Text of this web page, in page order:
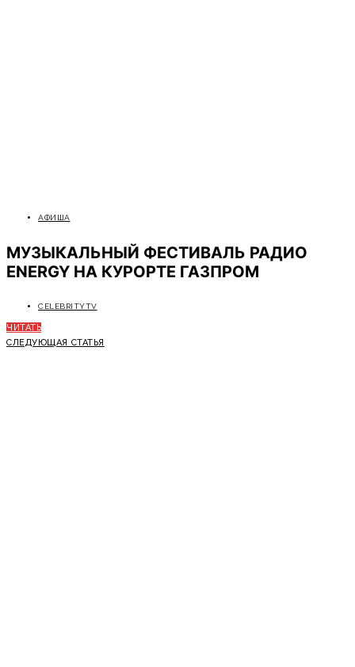
АФИША
МУЗЫКАЛЬНЫЙ ФЕСТИВАЛЬ РАДИО
ENERGY НА КУРОРТЕ ГАЗПРОМ
CELEBRITYTV
ЧИТАТЬ
СЛЕДУЮЩАЯ СТАТЬЯ